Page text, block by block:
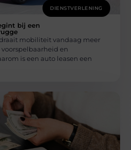
DIENSTVERLENING
bij een
mobiliteit vandaag meer
en
is een auto leasen een